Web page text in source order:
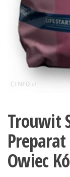
Trouwit
Owiec